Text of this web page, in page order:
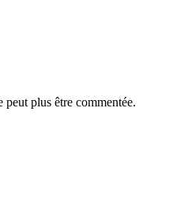
peut plus être commentée.